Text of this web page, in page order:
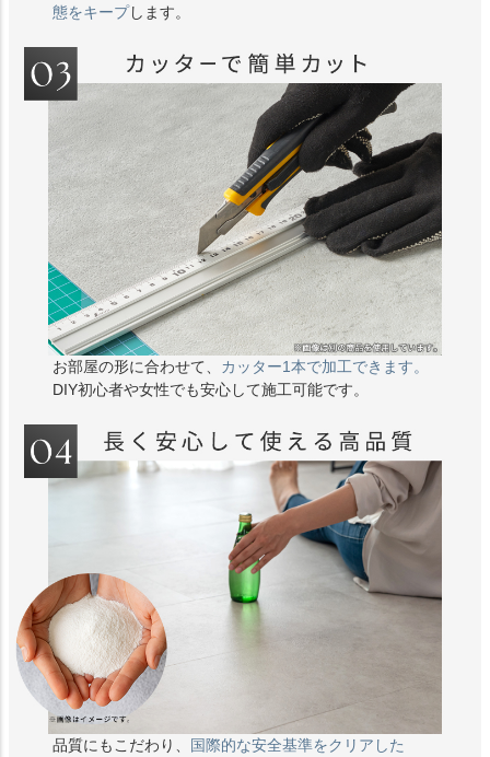
態をキープします。
お部屋の形に合わせて、 カッター1本で加工できます。
DIY初心者や女性でも安心して施工可能です。
品質にもこだわり、
国際的な安全基準をクリアした